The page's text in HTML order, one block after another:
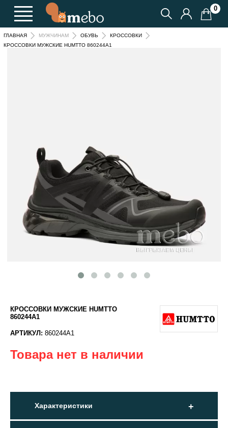
0
ГЛАВНАЯ МУЖЧИНАМ ОБУВЬ
КРОССОВКИ
КРОССОВКИ МУЖСКИЕ HUMTTO 860244A1
КРОССОВКИ МУЖСКИЕ HUMTTO
860244A1
АРТИКУЛ: 860244A1
Товара нет в наличии
Характеристики